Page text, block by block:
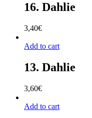
16. Dahlie
3,40€
Add to cart
13. Dahlie
3,60€
Add to cart